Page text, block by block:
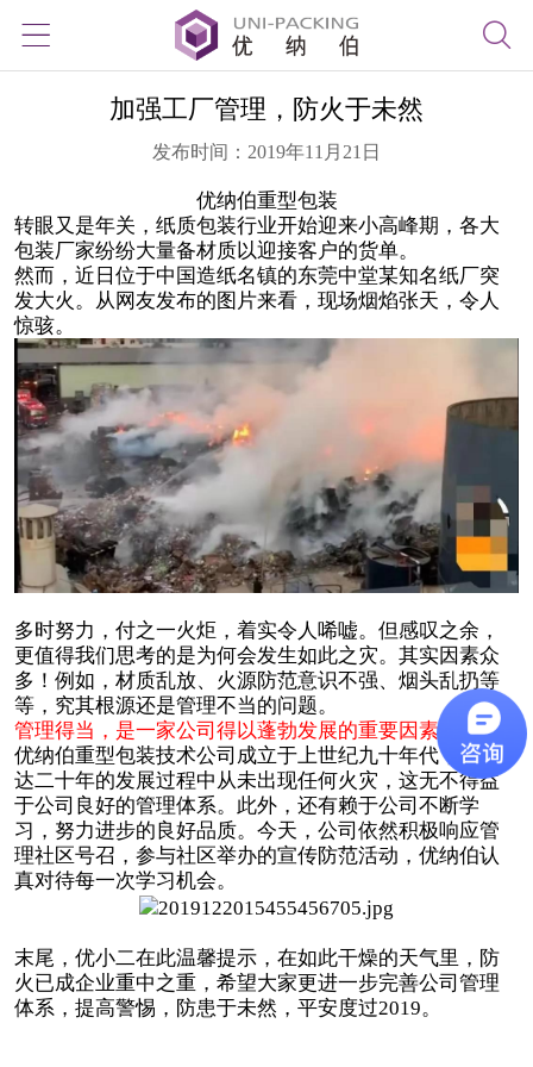
加强工厂管理，防火于未然
发布时间：2019年11月21日
优纳伯重型包装
转眼又是年关，纸质包装行业开始迎来小高峰期，各大
包装厂家纷纷大量备材质以迎接客户的货单。
然而，近日位于中国造纸名镇的东莞中堂某知名纸厂突
发大火。从网友发布的图片来看，现场烟焰张天，令人
惊骇。
多时努力，付之一火炬，着实令人唏嘘。但感叹之余，
更值得我们思考的是为何会发生如此之灾。其实因素众
多！例如，材质乱放、火源防范意识不强、烟头乱扔等
等，究其根源还是管理不当的问题。
管理得当，是一家公司得以蓬勃发展的重要因素。
优纳伯重型包装技术公司成立于上世纪九十年代，在长
达二十年的发展过程中从未出现任何火灾，这无不得益
于公司良好的管理体系。此外，还有赖于公司不断学
习，努力进步的良好品质。今天， 公司依然积极响应管
理社区号召，参与社区举办的宣传防范活动，优纳伯认
真对待每一次学习机会。
末尾，优小二在此温馨提示，在如此干燥的天气里，防
火已成企业重中之重，希望大家更进一步完善公司管理
体系，提高警惕，防患于未然，平安度过2019。